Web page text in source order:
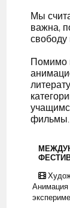
Мы
важна,
свободу
Помимо
фильмы.
Анимация